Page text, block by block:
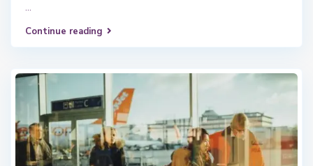
...
Continue reading